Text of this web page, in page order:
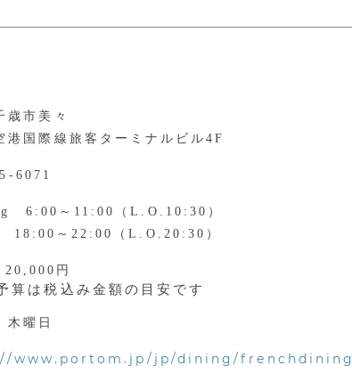
歳市美々
港国際線旅客ターミナルビル4F
6071
6:00～11:00（L.O.10:30）
～22:00（L.O.20:30）
円
算は税込み金額の目安です
木曜日
www.portom.jp/jp/dining/frenchdining